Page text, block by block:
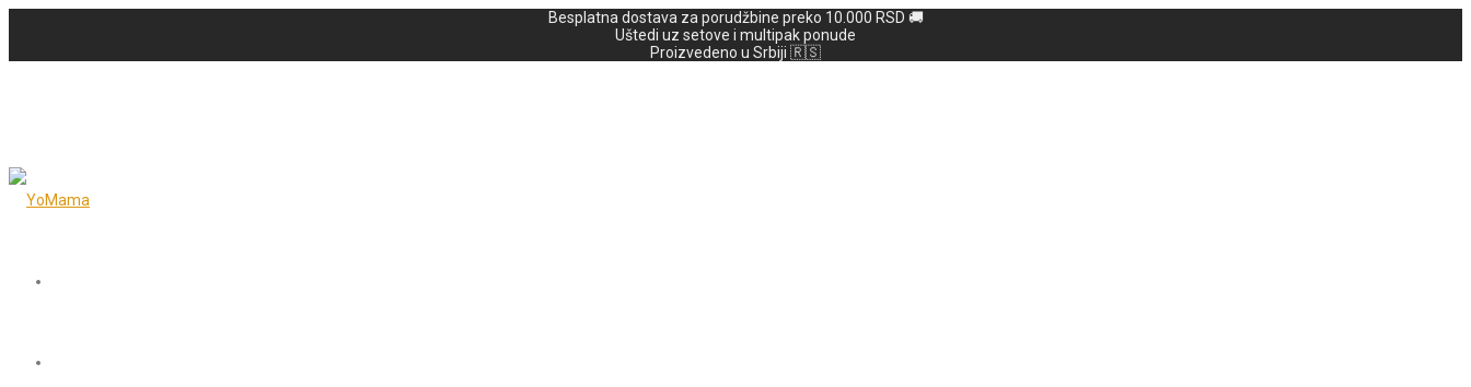
Besplatna dostava za porudžbine preko 10.000 RSD 🚚
Uštedi uz setove i multipak ponude
Proizvedeno u Srbiji 🇷🇸